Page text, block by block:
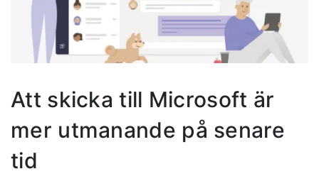
Att skicka till Microsoft är
mer utmanande på senare
tid